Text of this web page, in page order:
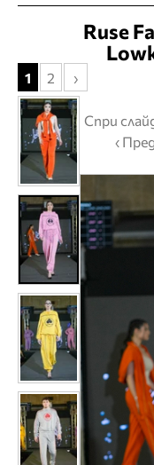
Ruse
Спри
‹
1 2 ›